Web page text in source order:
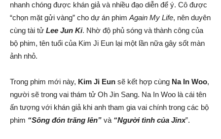
nhanh chóng được khán giả và nhiều đạo diễn để ý. Cô được
“chọn mặt gửi vàng” cho dự án phim Again My Life, nên duyên
cùng tài tử Lee Jun Ki. Nhờ độ phủ sóng và thành công của
bộ phim, tên tuổi của Kim Ji Eun lại một lần nữa gây sốt màn
ảnh nhỏ.
Trong phim mới này, Kim Ji Eun sẽ kết hợp cùng Na In Woo,
người sẽ trong vai thám tử Oh Jin Sang. Na In Woo là cái tên
ấn tượng với khán giả khi anh tham gia vai chính trong các bộ
phim “Sông đón trăng lên” và “Người tình của Jinx”.